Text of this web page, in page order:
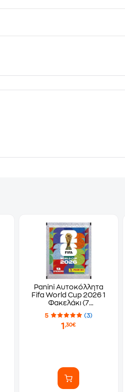
Panini Αυτοκόλλητα
Fifa World Cup 2026 1
Φακελάκι (7
Αυτοκόλλητα)
5 (3)
1,30€